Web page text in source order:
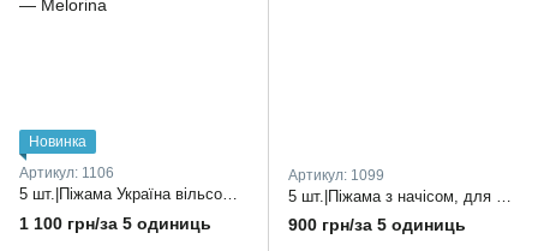
Новинка
Артикул: 1106
5 шт.|Піжама Україна вільсофт для хлопчика на манжеті, кольорова з різноманітними малюнками, штани на манжеті кольорові 26-28-30-32-34 розмір
1 100 грн/за 5 одиниць
Артикул: 1099
900 грн/за 5 одиниць